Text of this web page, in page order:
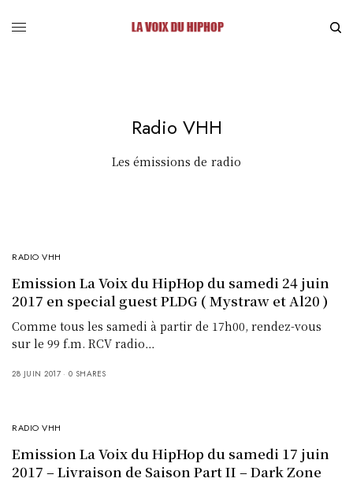
Radio VHH
Les émissions de radio
RADIO VHH
Emission La Voix du HipHop du samedi 24 juin
2017 en special guest PLDG ( Mystraw et Al20 )
Comme tous les samedi à partir de 17h00, rendez-vous
sur le 99 f.m. RCV radio…
28 JUIN 2017 0 SHARES
RADIO VHH
Emission La Voix du HipHop du samedi 17 juin
2017 – Livraison de Saison Part II – Dark Zone